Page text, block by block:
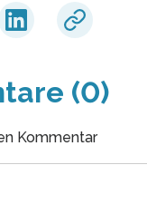
(0)
Kommentar